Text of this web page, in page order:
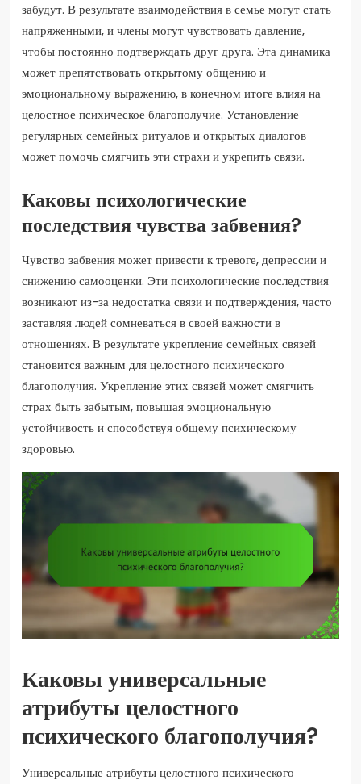
забудут. В результате взаимодействия в семье могут стать
напряженными, и члены могут чувствовать давление,
чтобы постоянно подтверждать друг друга. Эта динамика
может препятствовать открытому общению и
эмоциональному выражению, в конечном итоге влияя на
целостное психическое благополучие. Установление
регулярных семейных ритуалов и открытых диалогов
может помочь смягчить эти страхи и укрепить связи.
Каковы психологические
последствия чувства забвения?
Чувство забвения может привести к тревоге, депрессии и
снижению самооценки. Эти психологические последствия
возникают из-за недостатка связи и подтверждения, часто
заставляя людей сомневаться в своей важности в
отношениях. В результате укрепление семейных связей
становится важным для целостного психического
благополучия. Укрепление этих связей может смягчить
страх быть забытым, повышая эмоциональную
устойчивость и способствуя общему психическому
здоровью.
Каковы универсальные
атрибуты целостного
психического благополучия?
Универсальные атрибуты целостного психического